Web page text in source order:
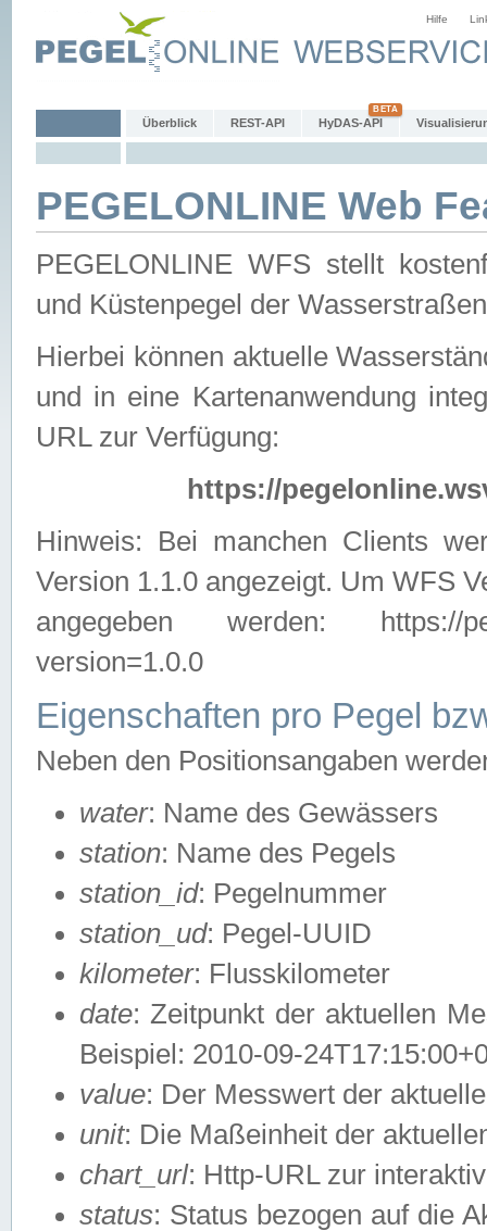
Hilfe
Überblick REST-API HyDAS-API
PEGELONLINE Web
PEGELONLINE WFS stellt
und Küstenpegel der
Hierbei können aktuelle
und in eine Kartenanwendung
URL zur Verfügung:
https://
Hinweis: Bei manchen Clients
Version 1.1.0 angezeigt. Um WFS
angegeben werden: https://
version=1.0.0
Eigenschaften pro Pegel
Neben den Positionsangaben
water: Name des Gewässers
station: Name des Pegels
station_id: Pegelnummer
station_ud: Pegel-UUID
kilometer: Flusskilometer
date: Zeitpunkt der aktuellen
Beispiel: 2010-09-
value: Der Messwert der
unit: Die Maßeinheit der
chart_url: Http-URL zur
status: Status bezogen auf die